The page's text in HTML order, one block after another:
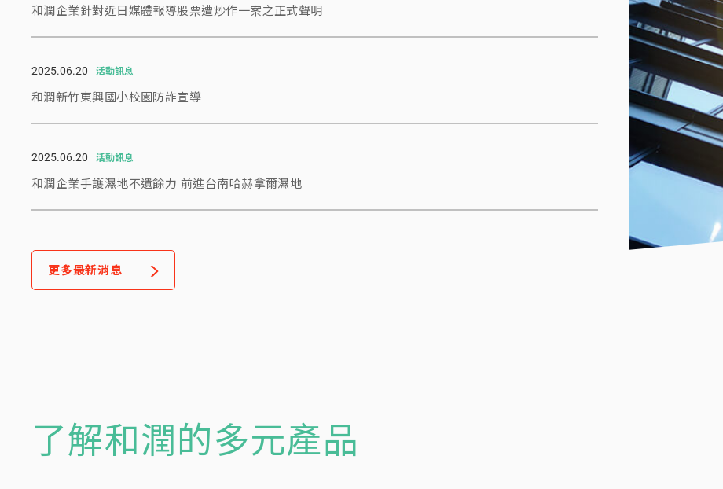
和潤企業針對近日媒體報導股票遭炒作一案之正式聲明
2025.06.20 活動訊息
和潤新竹東興國小校園防詐宣導
2025.06.20 活動訊息
和潤企業手護濕地不遺餘力 前進台南哈赫拿爾濕地
更多最新消息
了解和潤的多元產品